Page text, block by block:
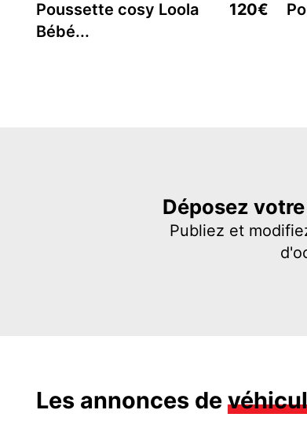
Poussette cosy Loola
Bébé...
120€
Déposez
Publiez et
Les annonces de